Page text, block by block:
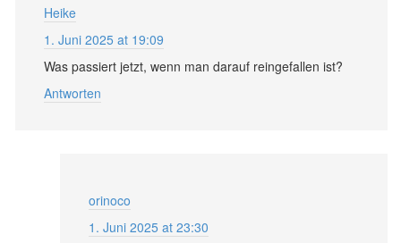
Heike
1. Juni 2025 at 19:09
Was passiert jetzt, wenn man darauf reingefallen ist?
Antworten
orinoco
1. Juni 2025 at 23:30